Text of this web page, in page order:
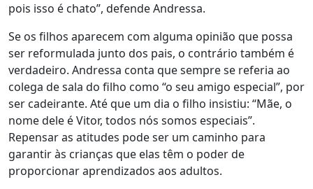
pois isso é chato”, defende Andressa.
Se os filhos aparecem com alguma opinião que possa
ser reformulada junto dos pais, o contrário também é
verdadeiro. Andressa conta que sempre se referia ao
colega de sala do filho como “o seu amigo especial”, por
ser cadeirante. Até que um dia o filho insistiu: “Mãe, o
nome dele é Vitor, todos nós somos especiais”.
Repensar as atitudes pode ser um caminho para
garantir às crianças que elas têm o poder de
proporcionar aprendizados aos adultos.